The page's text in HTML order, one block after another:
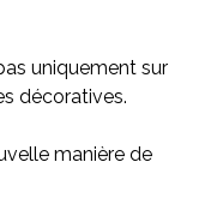
uniquement sur
décoratives.
manière de